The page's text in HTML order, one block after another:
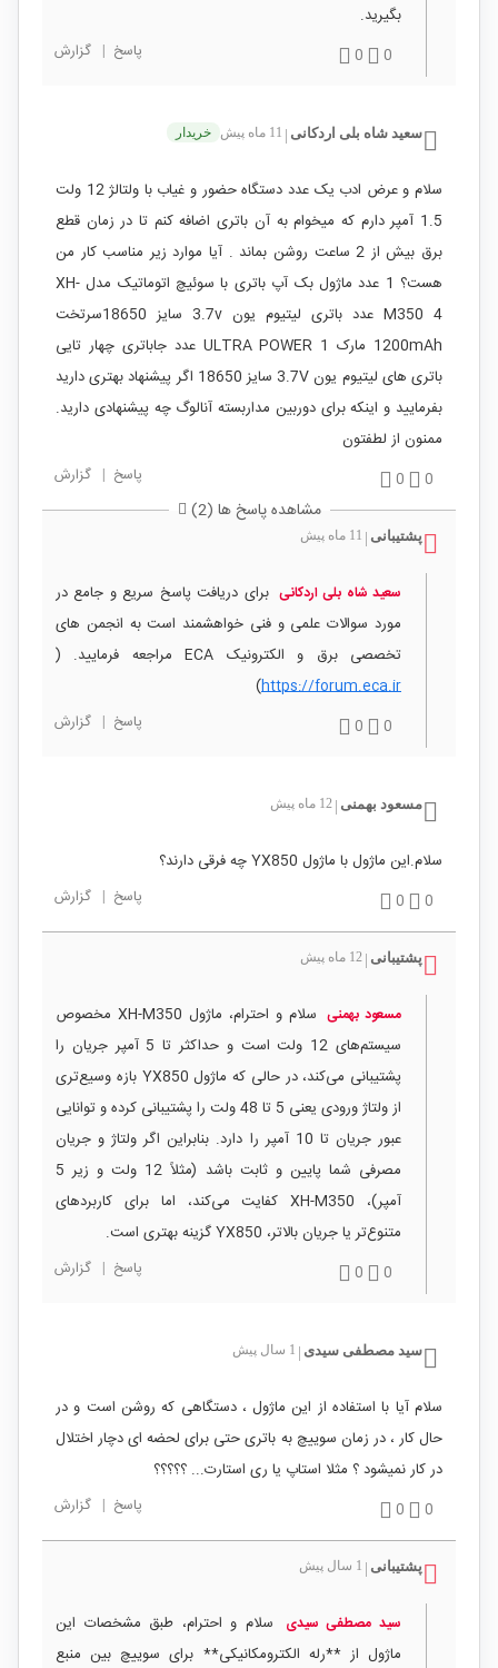
بگیرید.
0
0 پاسخ | گزارش
سعید شاه بلی اردکانی 11 ماه پیش خریدار
سلام و عرض ادب یک عدد دستگاه حضور و غیاب با ولتالژ 12 ولت
1.5 آمپر دارم که میخوام به آن باتری اضافه کنم تا در زمان قطع
برق بیش از 2 ساعت روشن بماند . آیا موارد زیر مناسب کار من
هست؟ 1 عدد ماژول بک آپ باتری با سوئیچ اتوماتیک مدل XH-
M350 4 عدد باتری لیتیوم یون 3.7v سایز 18650سرتخت
1200mAh مارک ULTRA POWER 1 عدد جاباتری چهار تایی
باتری های لیتیوم یون 3.7V سایز 18650 اگر پیشنهاد بهتری دارید
بفرمایید و اینکه برای دوربین مداربسته آنالوگ چه پیشنهادی دارید.
ممنون از لطفتون
0
0 پاسخ | گزارش
مشاهده پاسخ ها (2)
پشتیبانی 11 ماه پیش
سعید شاه بلی اردکانی برای دریافت پاسخ سریع و جامع در
مورد سوالات علمی و فنی خواهشمند است به انجمن های
تخصصی برق و الکترونیک ECA مراجعه فرمایید. (
https://forum.eca.ir
)
0
0 پاسخ | گزارش
مسعود بهمنی 12 ماه پیش
سلام.این ماژول با ماژول YX850 چه فرقی دارند؟
0
0 پاسخ | گزارش
پشتیبانی 12 ماه پیش
مسعود بهمنی
سلام و احترام، ماژول XH-M350 مخصوص
سیستم‌های 12 ولت است و حداکثر تا 5 آمپر جریان را
پشتیبانی می‌کند، در حالی که ماژول YX850 بازه وسیع‌تری
از ولتاژ ورودی یعنی 5 تا 48 ولت را پشتیبانی کرده و توانایی
عبور جریان تا 10 آمپر را دارد. بنابراین اگر ولتاژ و جریان
مصرفی شما پایین و ثابت باشد (مثلاً 12 ولت و زیر 5
آمپر)، XH-M350 کفایت می‌کند، اما برای کاربردهای
متنوع‌تر یا جریان بالاتر، YX850 گزینه بهتری است.
0
0 پاسخ | گزارش
سید مصطفی سیدی 1 سال پیش
سلام آیا با استفاده از این ماژول ، دستگاهی که روشن است و در
حال کار ، در زمان سوییچ به باتری حتی برای لحضه ای دچار اختلال
در کار نمیشود ؟ مثلا استاپ یا ری استارت... ؟؟؟؟؟
0
0 پاسخ | گزارش
پشتیبانی 1 سال پیش
سید مصطفی سیدی
سلام و احترام، طبق مشخصات این
ماژول از **رله الکترومکانیکی** برای سوییچ بین منبع